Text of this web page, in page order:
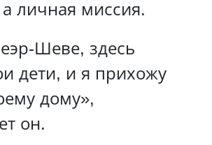
личная миссия.
Шеве, здесь
дети, и я прихожу
дому»,
он.